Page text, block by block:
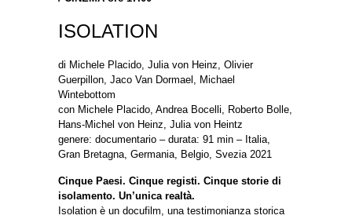
ISOLATION
di Michele Placido, Julia von Heinz, Olivier
Guerpillon, Jaco Van Dormael, Michael
Wintebottom
con Michele Placido, Andrea Bocelli, Roberto Bolle,
Hans-Michel von Heinz, Julia von Heintz
genere: documentario – durata: 91 min – Italia,
Gran Bretagna, Germania, Belgio, Svezia 2021
Cinque Paesi. Cinque registi. Cinque storie di
isolamento. Un’unica realtà.
Isolation è un docufilm, una testimonianza storica